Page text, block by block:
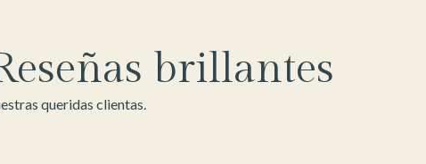
brillantes
queridas clientas.